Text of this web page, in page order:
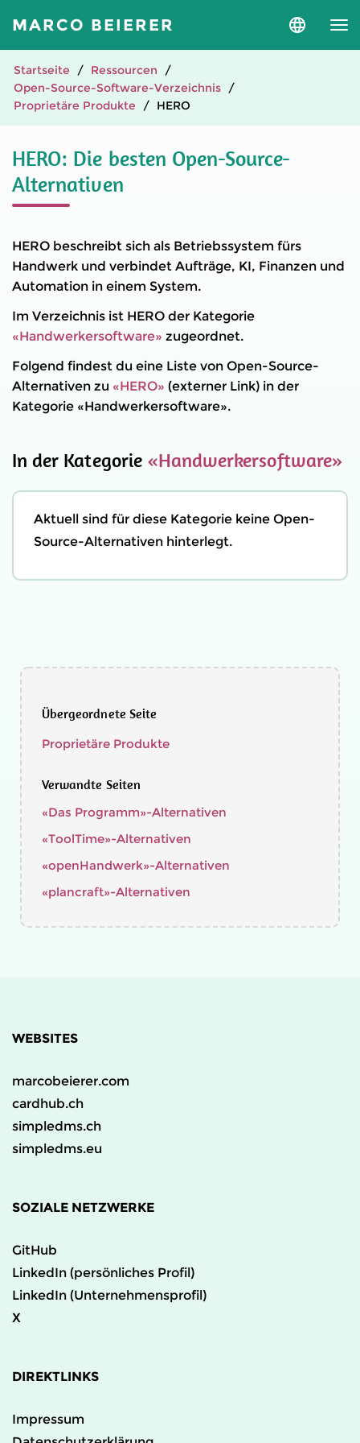
MARCO BEIERER
Sprache
Startseite
Ressourcen
Open-Source-Software-Verzeichnis
Proprietäre Produkte
HERO
HERO: Die besten Open-Source-
Alternativen
HERO beschreibt sich als Betriebssystem fürs
Handwerk und verbindet Aufträge, KI, Finanzen und
Automation in einem System.
Im Verzeichnis ist HERO der Kategorie
«Handwerkersoftware» zugeordnet.
Folgend findest du eine Liste von Open-Source-
Alternativen zu «HERO» (externer Link) in der
Kategorie «Handwerkersoftware».
In der Kategorie «Handwerkersoftware»
Aktuell sind für diese Kategorie keine Open-
Source-Alternativen hinterlegt.
Übergeordnete Seite
Proprietäre Produkte
Verwandte Seiten
«Das Programm»-Alternativen
«ToolTime»-Alternativen
«openHandwerk»-Alternativen
«plancraft»-Alternativen
WEBSITES
marcobeierer.com
cardhub.ch
simpledms.ch
simpledms.eu
SOZIALE NETZWERKE
GitHub
LinkedIn (persönliches Profil)
LinkedIn (Unternehmensprofil)
X
DIREKTLINKS
Impressum